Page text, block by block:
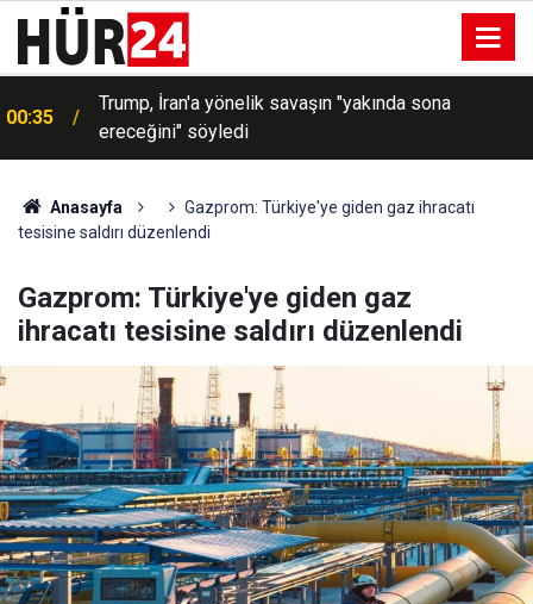
00:35
Trump, İran'a yönelik savaşın "yakında sona
ereceğini" söyledi
Anasayfa
Gazprom: Türkiye'ye giden gaz ihracatı
tesisine saldırı düzenlendi
Gazprom: Türkiye'ye giden gaz
ihracatı tesisine saldırı düzenlendi